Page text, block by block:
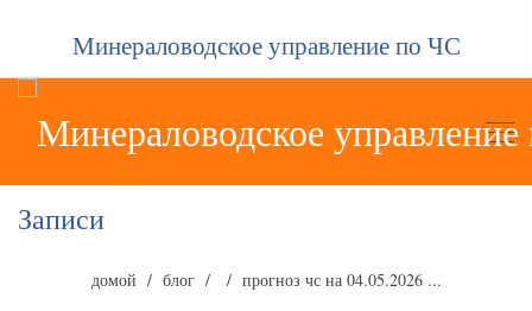
Минераловодское управление по ЧС
Записи
домой блог прогноз чс на 04.05.2026 ...